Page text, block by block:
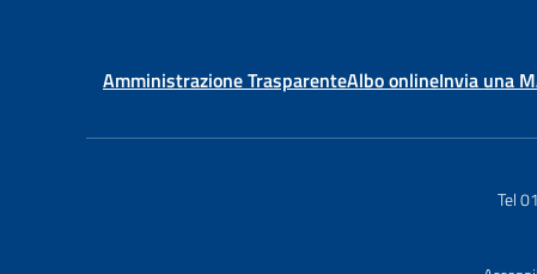
Amministrazione TrasparenteAlbo onlineInvia una
Tel